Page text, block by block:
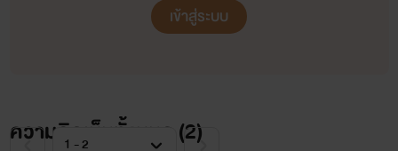
เข้าสู่ระบบ
ความคิดเห็นทั้งหมด (2)